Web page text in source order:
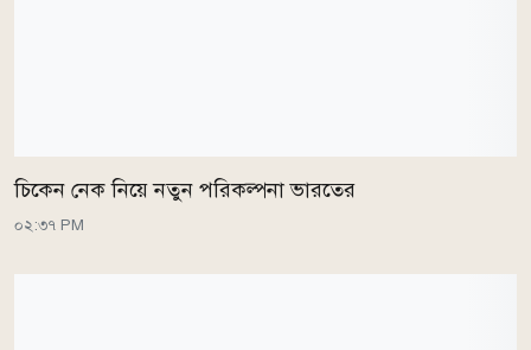
চিকেন নেক নিয়ে নতুন পরিকল্পনা ভারতের
০২:৩৭ PM